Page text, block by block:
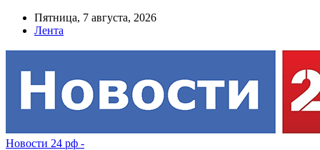
Пятница, 7 августа, 2026
Лента
Новости 24 рф -